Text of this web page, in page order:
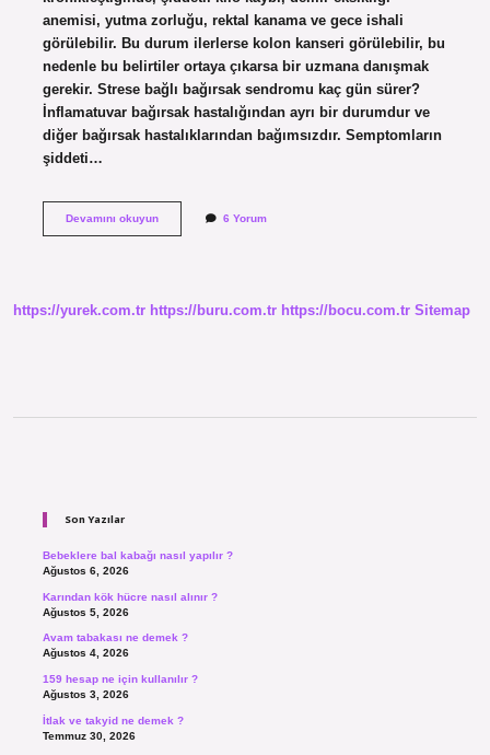
anemisi, yutma zorluğu, rektal kanama ve gece ishali
görülebilir. Bu durum ilerlerse kolon kanseri görülebilir, bu
nedenle bu belirtiler ortaya çıkarsa bir uzmana danışmak
gerekir. Strese bağlı bağırsak sendromu kaç gün sürer?
İnflamatuvar bağırsak hastalığından ayrı bir durumdur ve
diğer bağırsak hastalıklarından bağımsızdır. Semptomların
şiddeti…
Devamını okuyunStrese
6 Yorum
https://yurek.com.tr https://buru.com.tr https://bocu.com.tr Sitemap
Son Yazılar
Bebeklere bal kabağı nasıl yapılır ?
Ağustos 6, 2026
Karından kök hücre nasıl alınır ?
Ağustos 5, 2026
Avam tabakası ne demek ?
Ağustos 4, 2026
159 hesap ne için kullanılır ?
Ağustos 3, 2026
İtlak ve takyid ne demek ?
Temmuz 30, 2026